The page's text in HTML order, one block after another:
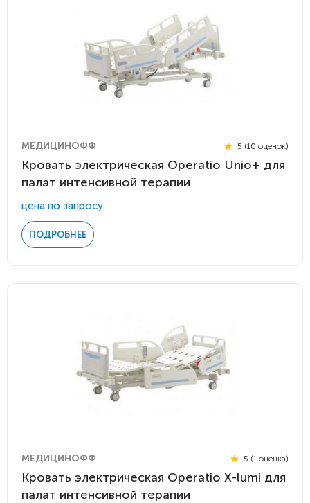
МЕДИЦИНОФФ 5 (10 оценок)
Кровать электрическая Operatio Unio+ для
палат интенсивной терапии
цена по запросу
ПОДРОБНЕЕ
МЕДИЦИНОФФ 5 (1 оценка)
Кровать электрическая Operatio Х-lumi для
палат интенсивной терапии